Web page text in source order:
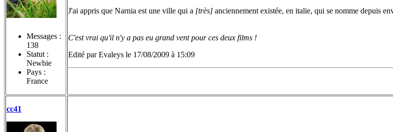
Messages :
138
Statut :
Newbie
Pays :
France
J'ai appris que Narnia est une ville qui a [très] anciennement existée, en italie, qui se nomme depuis
C'est vrai qu'il n'y a pas eu grand vent pour ces deux films !
Edité par Evaleys le 17/08/2009 à 15:09
cc41